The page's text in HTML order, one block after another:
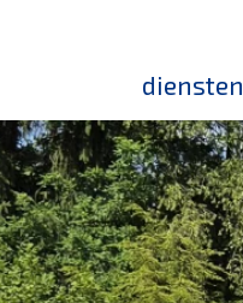
diensten